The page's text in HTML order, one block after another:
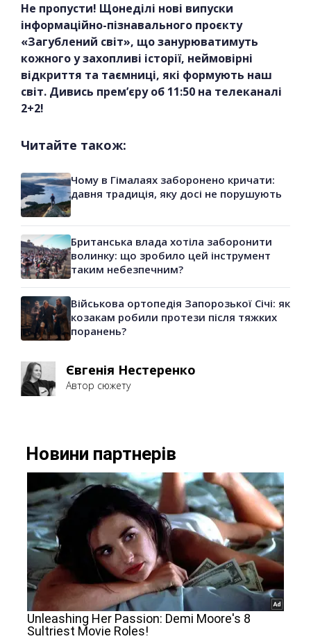
Не пропусти! Щонеділі нові випуски
інформаційно-пізнавального проєкту
«Загублений світ», що занурюватимуть
кожного у захопливі історії, неймовірні
відкриття та таємниці, які формують наш
світ. Дивись прем’єру об 11:50 на телеканалі
2+2!
Читайте також:
Чому в Гімалаях заборонено кричати:
давня традиція, яку досі не порушують
Британська влада хотіла заборонити
волинку: що зробило цей інструмент
таким небезпечним?
Військова ортопедія Запорозької Січі: як
козакам робили протези після тяжких
поранень?
Євгенія Нестеренко
Автор сюжету